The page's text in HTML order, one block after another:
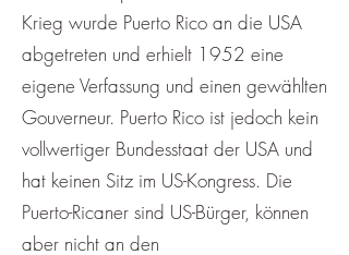
Krieg wurde Puerto Rico an die USA
abgetreten und erhielt 1952 eine
eigene Verfassung und einen gewählten
Gouverneur. Puerto Rico ist jedoch kein
vollwertiger Bundesstaat der USA und
hat keinen Sitz im US-Kongress. Die
Puerto-Ricaner sind US-Bürger, können
aber nicht an den